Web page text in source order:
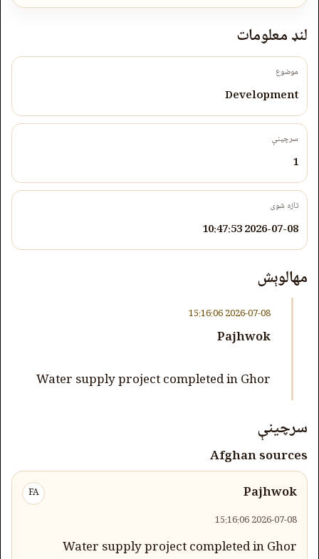
لنډ معلومات
موضوع
Development
سرچینې
1
تازه شوی
2026-07-08 10:47:53
مهالوېش
2026-07-08 15:16:06
Pajhwok
Water supply project completed in Ghor
سرچینې
Afghan sources
Pajhwok
FA
2026-07-08 15:16:06
Water supply project completed in Ghor